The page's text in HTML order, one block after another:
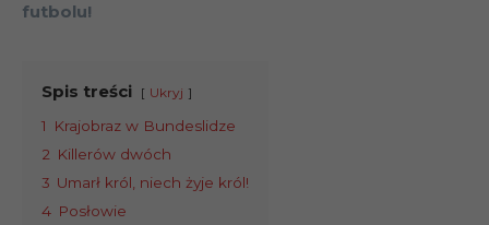
futbolu!
Spis treści Ukryj
1
Krajobraz w Bundeslidze
2 Killerów dwóch
3 Umarł król, niech żyje król!
4 Posłowie